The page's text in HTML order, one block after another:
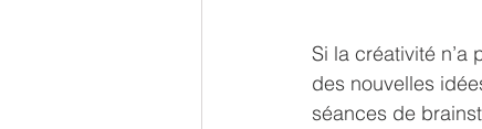
Si la créativité n’a
des nouvelles
séances de